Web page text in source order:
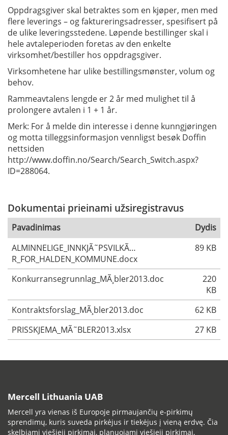
Oppdragsgiver skal betraktes som en kjøper, men med
flere leverings – og faktureringsadresser, spesifisert på
de ulike leveringsstedene. Løpende bestillinger skal i
hele avtaleperioden foretas av den enkelte
virksomhet/bestiller hos oppdragsgiver.
Virksomhetene har ulike bestillingsmønster, volum og
behov.
Rammeavtalens lengde er 2 år med mulighet til å
prolongere avtalen i 1 + 1 år.
Merk: For å melde din interesse i denne kunngjøringen
og motta tilleggsinformasjon vennligst besøk Doffin
nettsiden
http://www.doffin.no/Search/Search_Switch.aspx?
ID=288064.
Dokumentai prieinami užsiregistravus
Pavadinimas
Dydis
ALMINNELIGE_INNKJÃ˜PSVILKÃ…
R_FOR_HALDEN_KOMMUNE.docx
89 KB
Konkurransegrunnlag_MÃ¸bler2013.doc
220
KB
Kontraktsforslag_MÃ¸bler2013.doc
62 KB
PRISSKJEMA_MÃ˜BLER2013.xlsx
27 KB
Mercell Lithuania UAB
Mercell yra vienas iš Europoje pirmaujančių e-pirkimų
sprendimų, kuris suveda pirkėjus ir tiekėjus į vieną erdvę. Čia
skelbiami viešieji pirkimai, planuojami viešieji pirkimai,